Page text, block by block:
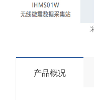
产品概况